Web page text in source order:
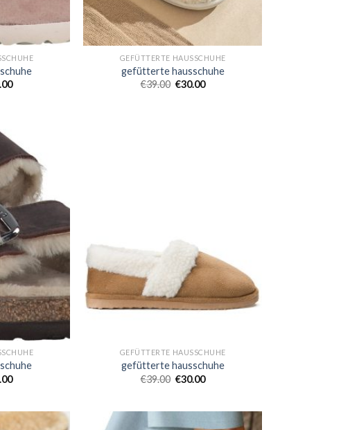
GEFÜTTERTE HAUSSCHUHE
gefütterte hausschuhe
€39.00 €30.00
GEFÜTTERTE HAUSSCHUHE
gefütterte hausschuhe
€39.00 €30.00